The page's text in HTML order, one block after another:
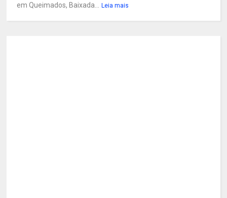
em Queimados, Baixada...
Leia mais